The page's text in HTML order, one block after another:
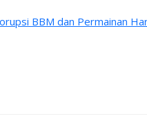
BBM dan Permainan